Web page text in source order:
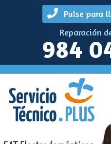
Pulse para
Reparación
984